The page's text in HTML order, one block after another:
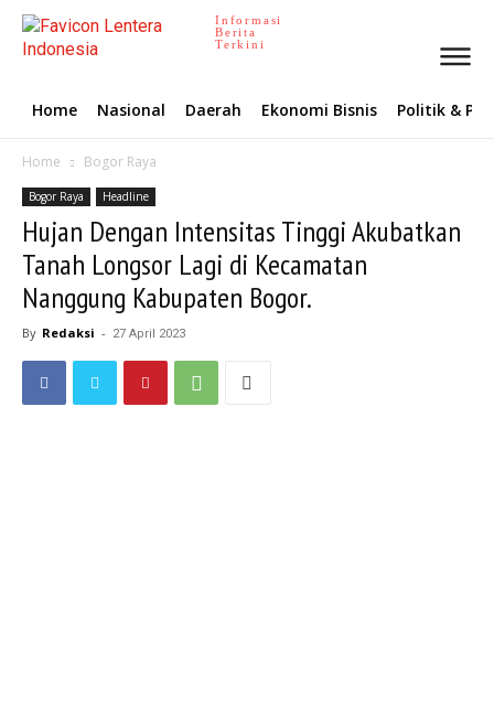
Informasi
Berita
Terkini
Home Nasional Daerah Ekonomi Bisnis Politik &
Home Bogor Raya
Bogor Raya Headline
Hujan Dengan Intensitas Tinggi Akubatkan
Tanah Longsor Lagi di Kecamatan
Nanggung Kabupaten Bogor.
By Redaksi - 27 April 2023